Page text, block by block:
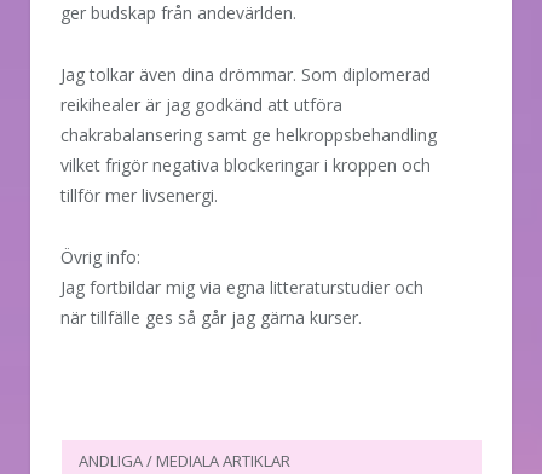
ger budskap från andevärlden.
Jag tolkar även dina drömmar. Som diplomerad
reikihealer är jag godkänd att utföra
chakrabalansering samt ge helkroppsbehandling
vilket frigör negativa blockeringar i kroppen och
tillför mer livsenergi.
Övrig info:
Jag fortbildar mig via egna litteraturstudier och
när tillfälle ges så går jag gärna kurser.
ANDLIGA / MEDIALA ARTIKLAR